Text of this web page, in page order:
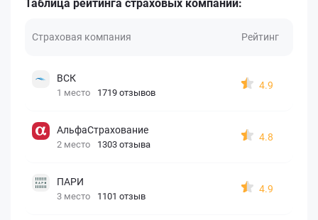
Таблица рейтинга страховых компаний:
Страховая компания Рейтинг
ВСК
1 место 1719 отзывов
4.9
АльфаСтрахование
2 место 1303 отзыва
4.8
ПАРИ
3 место 1101 отзыв
4.9